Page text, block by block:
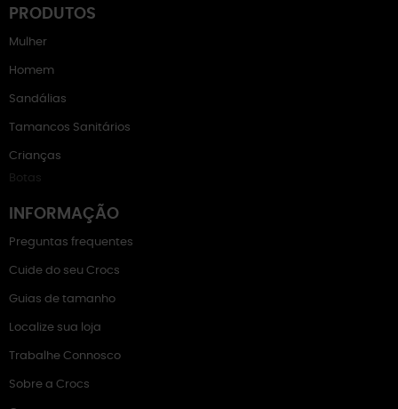
PRODUTOS
Mulher
Homem
Sandálias
Tamancos Sanitários
Crianças
Botas
INFORMAÇÃO
Preguntas frequentes
Cuide do seu Crocs
Guias de tamanho
Localize sua loja
Trabalhe Connosco
Sobre a Crocs